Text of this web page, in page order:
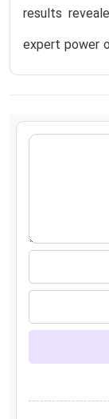
results
expert power